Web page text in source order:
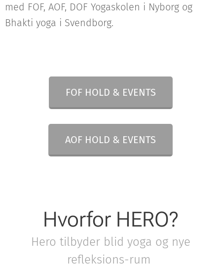
med FOF, AOF, DOF Yogaskolen i Nyborg og
Bhakti yoga i Svendborg.
FOF HOLD & EVENTS
AOF HOLD & EVENTS
Hvorfor HERO?
Hero tilbyder blid yoga og nye
refleksions-rum